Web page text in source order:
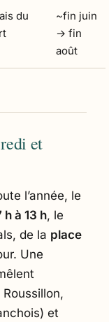
du
~fin juin
→ fin
août
et
l’année, le
à 13 h, le
de la place
Une
et